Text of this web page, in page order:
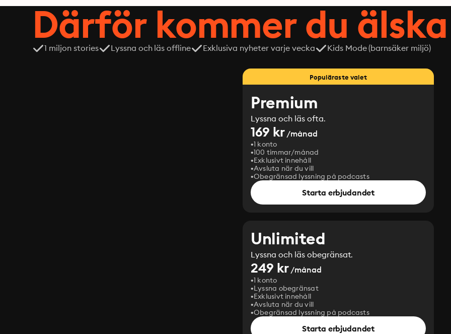
Därför kommer du
1 miljon stories Lyssna och läs offline Exklusiva nyheter varje vecka Kids Mode (barnsäker miljö)
Populäraste valet
Premium
Lyssna och läs ofta.
169 kr/månad
1 konto
100 timmar/månad
Exklusivt innehåll
Avsluta när du vill
Obegränsad lyssning på podcasts
Starta erbjudandet
Unlimited
Lyssna och läs obegränsat.
249 kr/månad
1 konto
Lyssna obegränsat
Exklusivt innehåll
Avsluta när du vill
Obegränsad lyssning på podcasts
Starta erbjudandet